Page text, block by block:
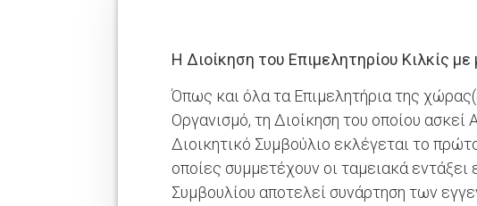
Η Διοίκηση του Επιμελητηρίου Κιλκίς
Όπως και όλα τα Επιμελητήρια της
Οργανισμό, τη Διοίκηση του οποίου
Διοικητικό Συμβούλιο εκλέγεται το
οποίες συμμετέχουν οι ταμειακά
Συμβουλίου αποτελεί συνάρτηση των